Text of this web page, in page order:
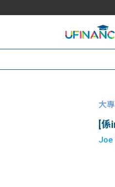
大
[係
Joe